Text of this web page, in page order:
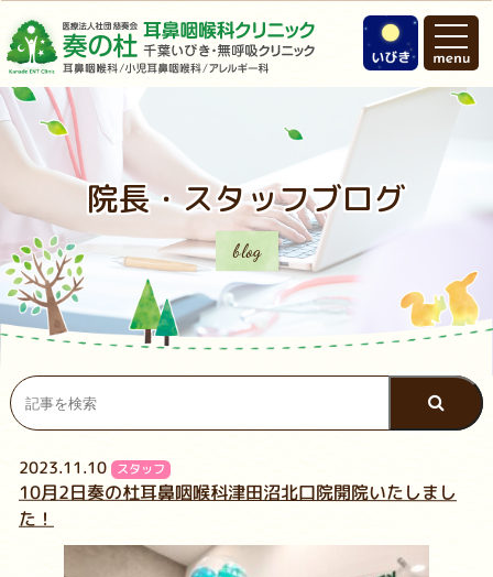
院長・スタッフブログ
blog
2023.11.10 スタッフ
10月2日奏の杜耳鼻咽喉科津田沼北口院開院いたしまし
た！